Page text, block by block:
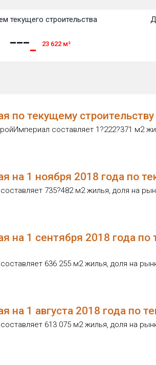
текущего строительства
23 622 м²
по текущему
составляет 1?222?371 м2
на 1 ноября 2018 года по
735?482 м2 жилья, доля на
на 1 сентября 2018 года
636 255 м2 жилья, доля на
на 1 августа 2018 года по
613 075 м2 жилья, доля на